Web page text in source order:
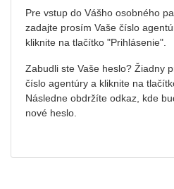
Pre vstup do Vášho osobného
zadajte prosím Vaše číslo
kliknite na tlačítko "Prihlásenie".
Zabudli ste Vaše heslo? Žiadny
číslo agentúry a kliknite na
Následne obdržíte odkaz, kde
nové heslo.